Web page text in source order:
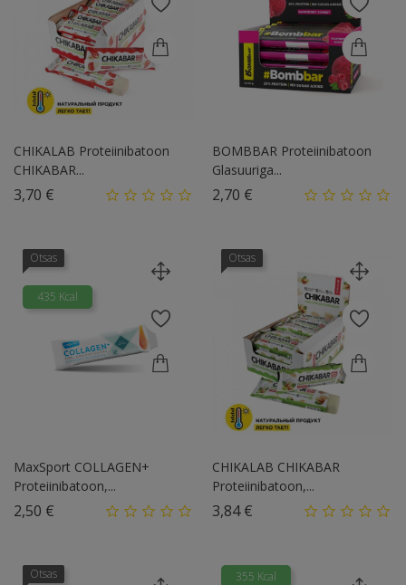
CHIKALAB Proteiinibatoon
CHIKABAR...
3,70 €
BOMBBAR Proteiinibatoon
Glasuuriga...
2,70 €
Otsas
435 Kcal
MaxSport COLLAGEN+
Proteiinibatoon,...
2,50 €
Otsas
CHIKALAB CHIKABAR
Proteiinibatoon,...
3,84 €
Otsas 355 Kcal